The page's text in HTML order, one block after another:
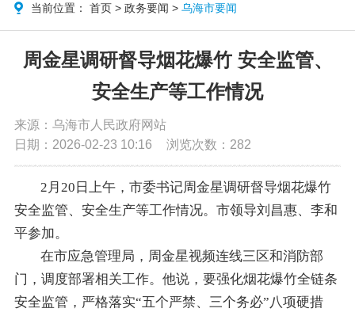
政务要闻
党务公开
政务公开
政务服务
互动交流
数据发布
当前位置：首页 >政务要闻 >乌海市要闻
周金星调研督导烟花爆竹 安全监管、
安全生产等工作情况
来源：乌海市人民政府网站
日期：2026-02-23 10:16
浏览次数： 282
2月20日上午，市委书记周金星调研督导烟花爆竹
安全监管、安全生产等工作情况。市领导刘昌惠、李和
平参加。
在市应急管理局，周金星视频连线三区和消防部
门，调度部署相关工作。他说，要强化烟花爆竹全链条
安全监管，严格落实“五个严禁、三个务必”八项硬措